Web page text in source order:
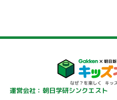
運営会社：朝日学研シンクエスト